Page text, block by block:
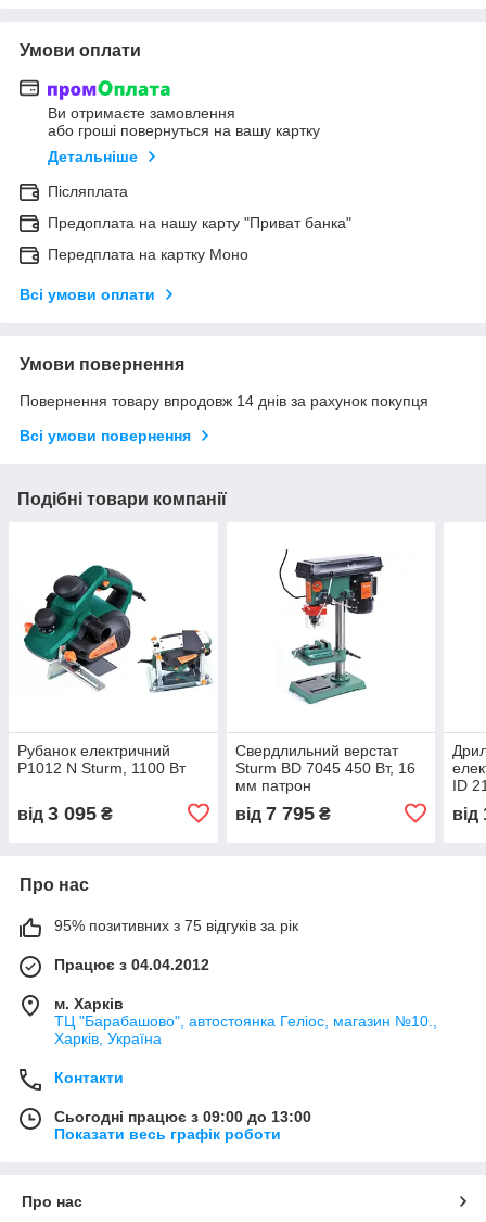
Умови оплати
Ви отримаєте замовлення
або гроші повернуться на вашу картку
Детальніше
Післяплата
Предоплата на нашу карту "Приват банка"
Передплата на картку Моно
Всі умови оплати
Умови повернення
Повернення товару впродовж 14 днів за рахунок покупця
Всі умови повернення
Подібні товари компанії
Рубанок електричний
P1012 N Sturm, 1100 Вт
від 3 095 ₴
Свердлильний верстат
Sturm BD 7045 450 Вт, 16
мм патрон
від 7 795₴
ID
від
Про нас
95% позитивних з 75 відгуків за рік
Працює з 04.04.2012
м. Харків
ТЦ "Барабашово", автостоянка Геліос, магазин №10.,
Харків, Україна
Контакти
Сьогодні працює з 09:00 до 13:00
Показати весь графік роботи
Про нас